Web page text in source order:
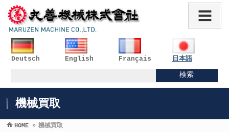
Deutsch English Français 日本語
機械買取
HOME » 機械買取